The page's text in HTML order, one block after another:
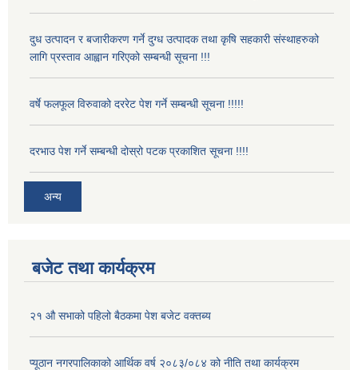
दुध उत्पादन र बजारीकरण गर्ने दुग्ध उत्पादक तथा कृषि सहकारी संस्थाहरुको
लागि प्रस्ताव आह्वान गरिएको सम्बन्धी सूचना !!!
वर्षे फलफूल विरुवाको दररेट पेश गर्ने सम्बन्धी सूचना !!!!!
दरभाउ पेश गर्ने सम्बन्धी दोस्रो पटक प्रकाशित सूचना !!!!
अन्य
बजेट तथा कार्यक्रम
२१ औ सभाको पहिलो बैठकमा पेश बजेट वक्तब्य
प्यूठान नगरपालिकाको आर्थिक वर्ष २०८३/०८४ को नीति तथा कार्यक्रम